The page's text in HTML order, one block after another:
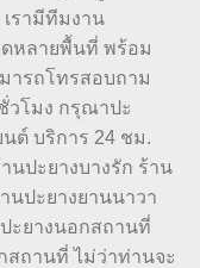
รามีทีมงาน
หลายพื้นที่ พร้อม
ารถโทรสอบถาม
วโมง กรุณาปะ
ต์ บริการ 24 ชม.
นปะยางบางรัก ร้าน
นปะยางยานนาวา
ปะยางนอกสถานที่
สถานที่ ไม่ว่าท่านจะ